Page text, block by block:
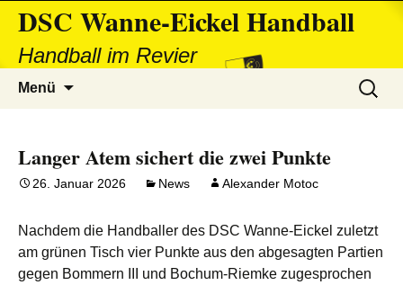
DSC Wanne-Eickel Handball
Handball im Revier
Menü
Suchen
nach:
Langer Atem sichert die zwei Punkte
26. Januar 2026 News Alexander Motoc
Nachdem die Handballer des DSC Wanne-Eickel zuletzt
am grünen Tisch vier Punkte aus den abgesagten Partien
gegen Bommern III und Bochum-Riemke zugesprochen